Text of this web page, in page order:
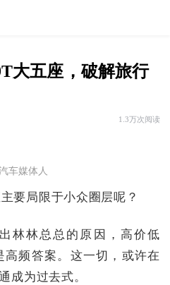
大五座，破解旅行
1.3万次阅读
车媒体人
要局限于小众圈层呢？
林林总总的原因，高价低
频答案。这一切，或许在
成为过去式。